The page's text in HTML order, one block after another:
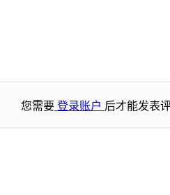
您需要 登录账户 后才能发表